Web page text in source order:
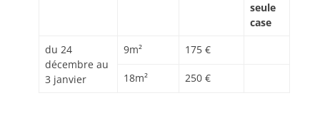
seule
case
du 24
décembre au
3 janvier
9m² 175 €
18m² 250 €